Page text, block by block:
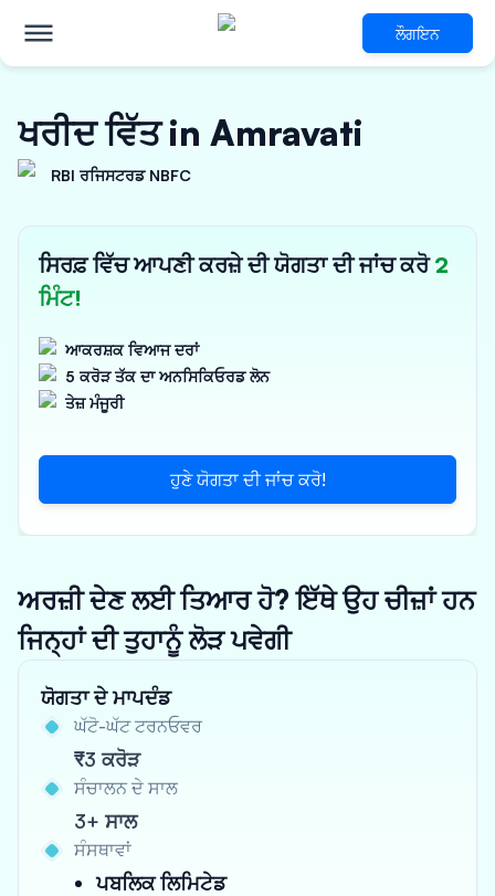
ਲੌਗਇਨ
ਖਰੀਦ ਵਿੱਤ in Amravati
RBI ਰਜਿਸਟਰਡ NBFC
ਸਿਰਫ਼ ਵਿੱਚ ਆਪਣੀ ਕਰਜ਼ੇ ਦੀ ਯੋਗਤਾ ਦੀ ਜਾਂਚ ਕਰੋ2
ਮਿੰਟ!
ਆਕਰਸ਼ਕ ਵਿਆਜ ਦਰਾਂ
5 ਕਰੋੜ ਤੱਕ ਦਾ ਅਨਸਿਕਿਓਰਡ ਲੋਨ
ਤੇਜ਼ ਮੰਜੂਰੀ
ਹੁਣੇ ਯੋਗਤਾ ਦੀ ਜਾਂਚ ਕਰੋ!
ਅਰਜ਼ੀ ਦੇਣ ਲਈ ਤਿਆਰ ਹੋ? ਇੱਥੇ ਉਹ ਚੀਜ਼ਾਂ ਹਨ
ਜਿਨ੍ਹਾਂ ਦੀ ਤੁਹਾਨੂੰ ਲੋੜ ਪਵੇਗੀ
ਯੋਗਤਾ ਦੇ ਮਾਪਦੰਡ
ਘੱਟੋ-ਘੱਟ ਟਰਨਓਵਰ
₹3 ਕਰੋੜ
ਸੰਚਾਲਨ ਦੇ ਸਾਲ
3+ ਸਾਲ
ਸੰਸਥਾਵਾਂ
ਪਬਲਿਕ ਲਿਮਿਟੇਡ